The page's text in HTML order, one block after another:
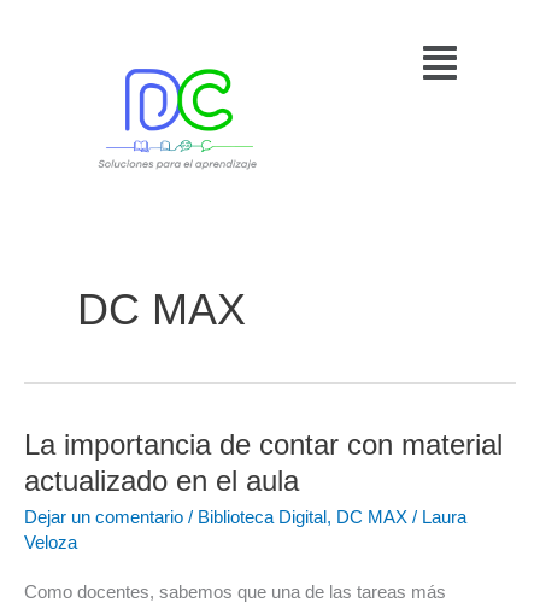
Menú
DC MAX
La importancia de contar con material
actualizado en el aula
Dejar un comentario / Biblioteca Digital , DC MAX / Laura
Veloza
Como docentes, sabemos que una de las tareas más
La
importancia
contar
material